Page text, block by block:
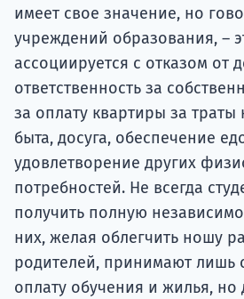
имеет свое значение, но
учреждений образования, –
ассоциируется с отказом от
ответственность за
за оплату квартиры за
быта, досуга, обеспечение
удовлетворение других
потребностей. Не всегда
получить полную
них, желая облегчить ношу
родителей, принимают лишь
оплату обучения и жилья, но